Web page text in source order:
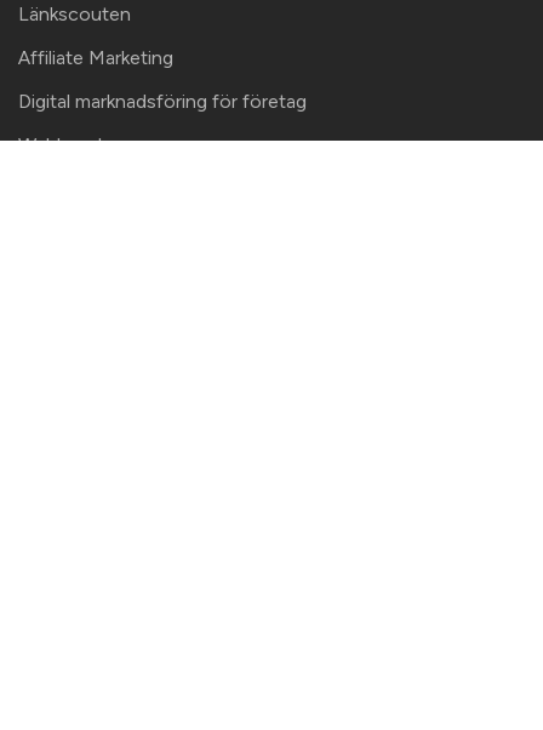
Länkscouten
Affiliate Marketing
Digital marknadsföring för företag
Webbanalys